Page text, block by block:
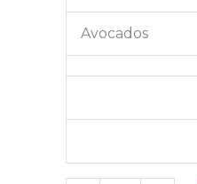
Avocados